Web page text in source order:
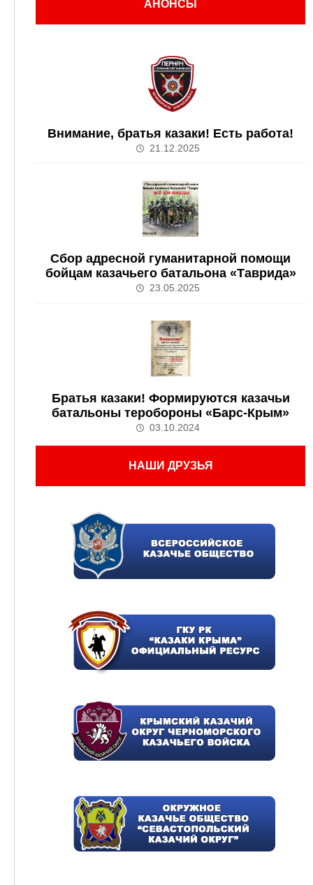
АНОНСЫ
Внимание, братья казаки! Есть работа!
21.12.2025
Сбор адресной гуманитарной помощи
бойцам казачьего батальона «Таврида»
23.05.2025
Братья казаки! Формируются казачьи
батальоны теробороны «Барс-Крым»
03.10.2024
НАШИ ДРУЗЬЯ